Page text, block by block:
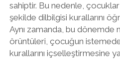
sahiptir. Bu nedenle, çocuklar
şekilde dilbilgisi kurallarını
Aynı zamanda, bu dönemde
örüntüleri, çocuğun
kurallarını içselleştirmesine